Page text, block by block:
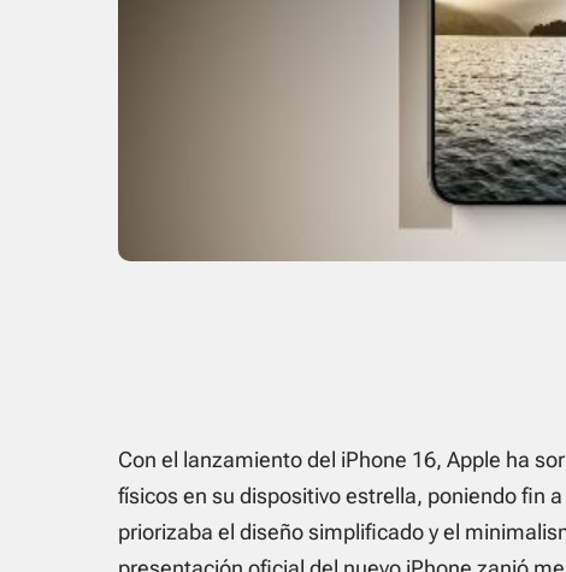
Con el lanzamiento del iPhone 16, Apple ha
físicos en su dispositivo estrella, poniendo fin
priorizaba el diseño simplificado y el